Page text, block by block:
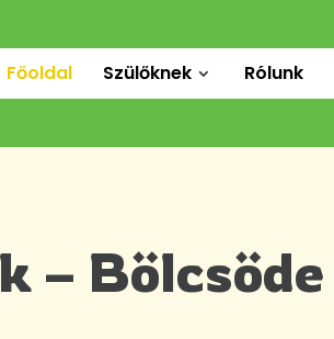
Főoldal Szülőknek Rólunk
– Bölcsöde